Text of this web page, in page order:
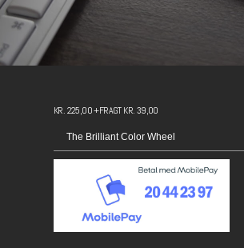
KR. 225,00 +FRAGT KR. 39,00